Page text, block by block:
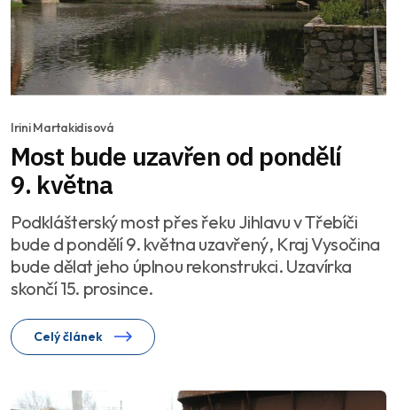
Irini Martakidisová
Most bude uzavřen od pondělí
9. května
Podklášterský most přes řeku Jihlavu v Třebíči
bude d pondělí 9. května uzavřený, Kraj Vysočina
bude dělat jeho úplnou rekonstrukci. Uzavírka
skončí 15. prosince.
Celý článek